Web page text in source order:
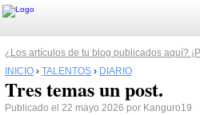
¿Los artículos de tu blog publicados aquí?
INICIO › TALENTOS › DIARIO
Tres temas un post.
Publicado el 22 mayo 2026 por Kanguro19